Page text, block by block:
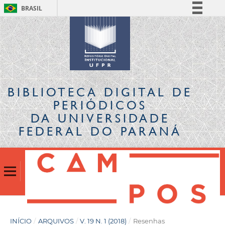
BRASIL
Simplifique!
Comunica BR
Participe
Acesso à informação
Legislação
Canais
BIBLIOTECA DIGITALDE
PERIÓDICOS
DA UNIVERSIDADE
FEDERAL DO PARANÁ
INÍCIO / ARQUIVOS / V. 19 N. 1 (2018) / Resenhas